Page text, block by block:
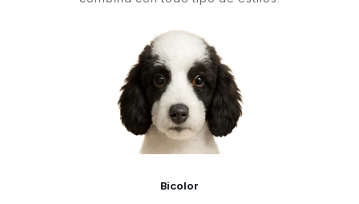
Bicolor